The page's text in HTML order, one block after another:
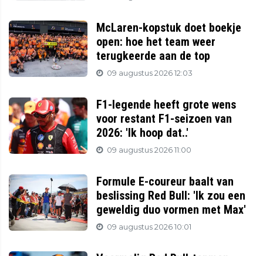
McLaren-kopstuk doet boekje
open: hoe het team weer
terugkeerde aan de top
09 augustus 2026 12:03
F1-legende heeft grote wens
voor restant F1-seizoen van
2026: 'Ik hoop dat..'
09 augustus 2026 11:00
Formule E-coureur baalt van
beslissing Red Bull: 'Ik zou een
geweldig duo vormen met Max'
09 augustus 2026 10:01